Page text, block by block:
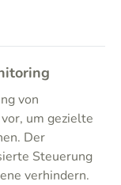
von
um gezielte
Der
Steuerung
verhindern.